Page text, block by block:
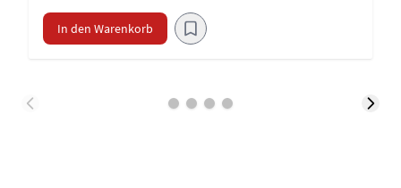
In den Warenkorb